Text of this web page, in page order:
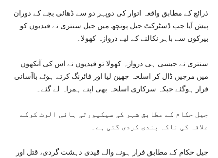
ذرائع کے مطابق واقعہ اتوار کی دوپہر دو سے ڈھائی بجے کے دوران
پیش آیا جب ڈسٹرکٹ جیل پونچھ میں جیل سنتری نے قیدیوں کو
بیرکوں سے باہر نکالنے کے لیے دروازہ کھولا۔
سنتری نے جیسی ہی دروازہ کھولا تو قیدیوں نے اس کی آنکھوں
میں مرچیں ڈال کر اسلحہ چھین لیا اور فائرنگ کرتے ہوئے باآسانی
فرار ہوگئے جبکہ سرکاری اسلحہ بھی اپنے ہمراہ لے گئے۔
جیل حکام کے مطابق شہر کی سیکیورٹی ہائی الرٹ کرکے
علاقہ کی ناکہ بندی کردی گئی ہے۔
جیل حکام کے مطابق فرار ہونے والے قیدی دہشت گردی، قتل اور